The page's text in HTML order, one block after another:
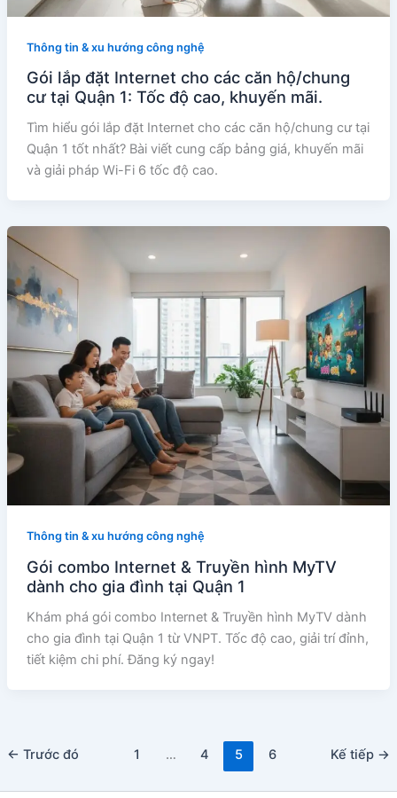
Thông tin & xu hướng công nghệ
Gói lắp đặt Internet cho các căn hộ/chung
cư tại Quận 1: Tốc độ cao, khuyến mãi.
Tìm hiểu gói lắp đặt Internet cho các căn hộ/chung cư tại
Quận 1 tốt nhất? Bài viết cung cấp bảng giá, khuyến mãi
và giải pháp Wi-Fi 6 tốc độ cao.
Thông tin & xu hướng công nghệ
Gói combo Internet & Truyền hình MyTV
dành cho gia đình tại Quận 1
Khám phá gói combo Internet & Truyền hình MyTV dành
cho gia đình tại Quận 1 từ VNPT. Tốc độ cao, giải trí đỉnh,
tiết kiệm chi phí. Đăng ký ngay!
← Trước đó 1 … 4 5 6 Kế tiếp →